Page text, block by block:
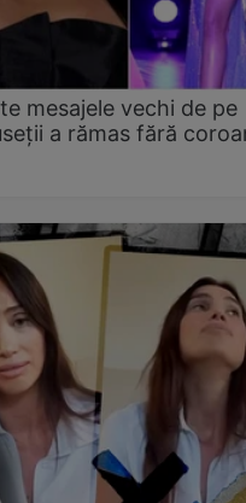
mesajele vechi de pe
a rămas fără